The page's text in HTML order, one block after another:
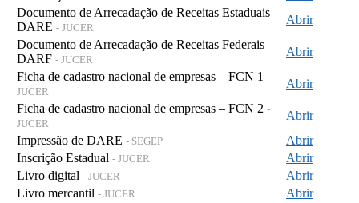
Documento de Arrecadação de Receitas Estaduais –
DARE - JUCER
Abrir
Documento de Arrecadação de Receitas Federais –
DARF - JUCER
Abrir
Ficha de cadastro nacional de empresas – FCN 1 -
JUCER
Abrir
Ficha de cadastro nacional de empresas – FCN 2 -
JUCER
Abrir
Impressão de DARE - SEGEP
Abrir
Inscrição Estadual - JUCER
Abrir
Livro digital - JUCER
Abrir
Livro mercantil - JUCER
Abrir